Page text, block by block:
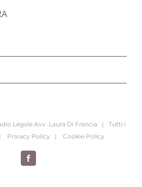
Legale Avv. Laura Di Francia | Tutti i
Privacy Policy | Cookie Policy
Facebook